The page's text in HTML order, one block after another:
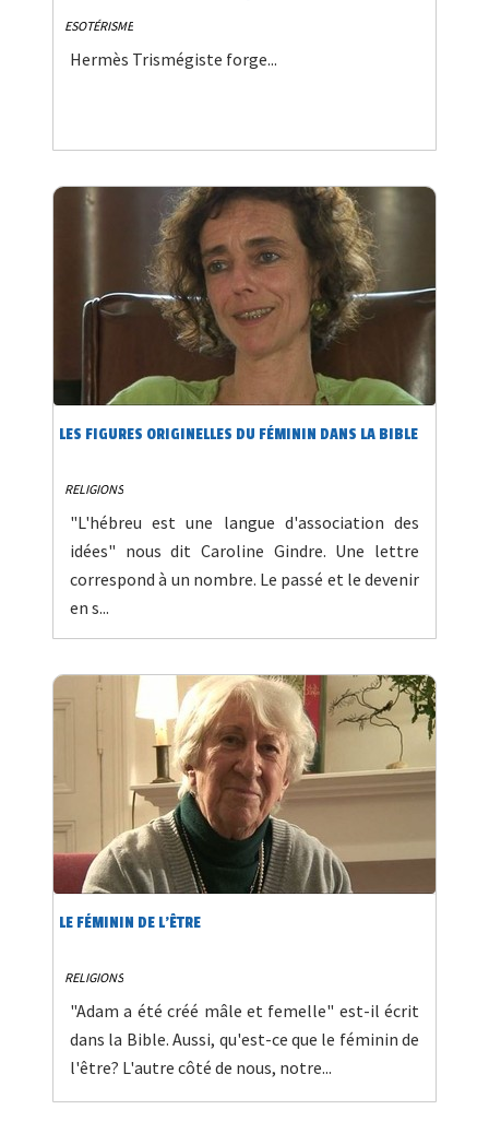
ESOTÉRISME
Hermès Trismégiste forge...
LES FIGURES ORIGINELLES DU FÉMININ DANS LA BIBLE
RELIGIONS
"L'hébreu est une langue d'association des
idées" nous dit Caroline Gindre. Une lettre
correspond à un nombre. Le passé et le devenir
en s...
LE FÉMININ DE L'ÊTRE
RELIGIONS
"Adam a été créé mâle et femelle" est-il écrit
dans la Bible. Aussi, qu'est-ce que le féminin de
l'être? L'autre côté de nous, notre...